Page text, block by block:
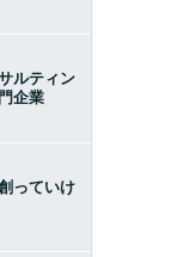
ルティン
企業
っていけ